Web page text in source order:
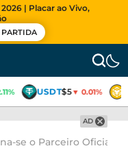
| Placar ao Vivo,
PARTIDA
USDT$5▼ 0.01%
AD
se o Parceiro Oficial